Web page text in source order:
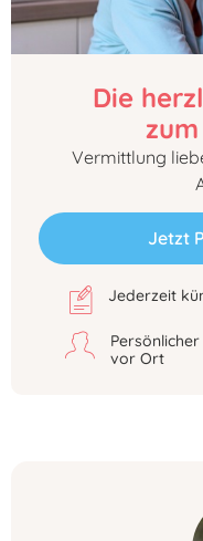
Die
Vermittlung
Jetzt
Jederzeit
vor Ort